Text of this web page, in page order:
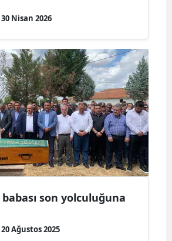
Manisa
Kahramanmaraş
Mardin
Muğla
Muş
Nevşehir
Rize
30 Nisan 2026
son yolculuğuna
20 Ağustos 2025